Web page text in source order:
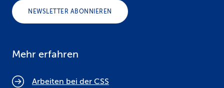
NEWSLETTER ABONNIEREN
Mehr erfahren
Arbeiten bei der CSS